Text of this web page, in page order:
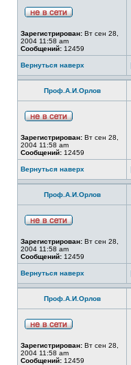
Зарегистрирован: Вт сен 28,
2004 11:58 am
Сообщений: 12459
Вернуться наверх
Проф.А.И.Орлов
Зарегистрирован: Вт сен 28,
2004 11:58 am
Сообщений: 12459
Вернуться наверх
Проф.А.И.Орлов
Зарегистрирован: Вт сен 28,
2004 11:58 am
Сообщений: 12459
Вернуться наверх
Проф.А.И.Орлов
Зарегистрирован: Вт сен 28,
2004 11:58 am
Сообщений: 12459